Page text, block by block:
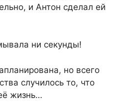
и Антон сделал ей
ни секунды!
но всего
случилось то, что
жизнь…